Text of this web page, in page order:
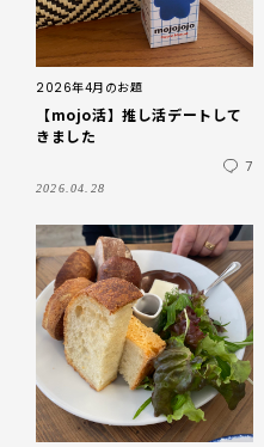
2026年4月のお題
【mojo活】推し活デートして
きました
2026.04.28
7